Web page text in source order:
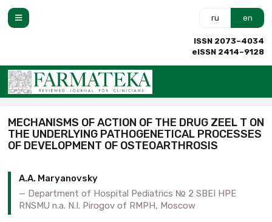
ru en
ISSN 2073–4034
eISSN 2414–9128
MECHANISMS OF ACTION OF THE DRUG ZEEL T ON
THE UNDERLYING PATHOGENETICAL PROCESSES
OF DEVELOPMENT OF OSTEOARTHROSIS
A.A. Maryanovsky
Department of Hospital Pediatrics № 2 SBEI HPE
RNSMU n.a. N.I. Pirogov of RMPH, Moscow